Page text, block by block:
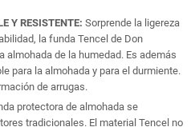
Y RESISTENTE: Sorprende la ligereza
la funda Tencel de Don
almohada de la humedad. Es además
para la almohada y para el durmiente.
de arrugas.
protectora de almohada se
tradicionales. El material Tencel no